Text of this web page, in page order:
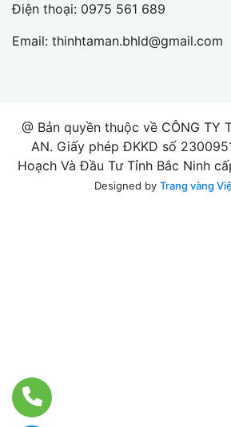
Điện thoại: 0975 561 689
Email: thinhtaman.bhld@gmail.com
@ Bản quyền thuộc về CÔNG TY
AN. Giấy phép ĐKKD số
Hoạch Và Đầu Tư Tỉnh Bắc Ninh
Designed by Trang vàng